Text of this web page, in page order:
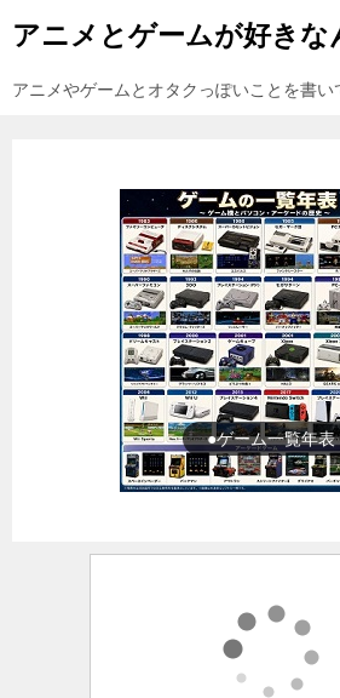
アニメとゲームが好きな
アニメやゲームとオタクっぽいことを書い
●ゲーム一覧年表